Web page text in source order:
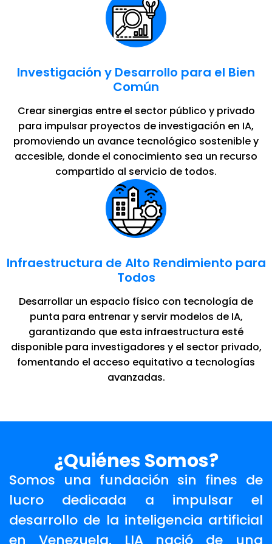
Investigación y Desarrollo para el Bien
Común
Crear sinergias entre el sector público y privado
para impulsar proyectos de investigación en IA,
promoviendo un avance tecnológico sostenible y
accesible, donde el conocimiento sea un recurso
compartido al servicio de todos.
Infraestructura de Alto Rendimiento para
Todos
Desarrollar un espacio físico con tecnología de
punta para entrenar y servir modelos de IA,
garantizando que esta infraestructura esté
disponible para investigadores y el sector privado,
fomentando el acceso equitativo a tecnologías
avanzadas.
¿Quiénes Somos?
Somos una fundación sin fines de
lucro dedicada a impulsar el
desarrollo de la inteligencia artificial
en Venezuela. LIA nació de una